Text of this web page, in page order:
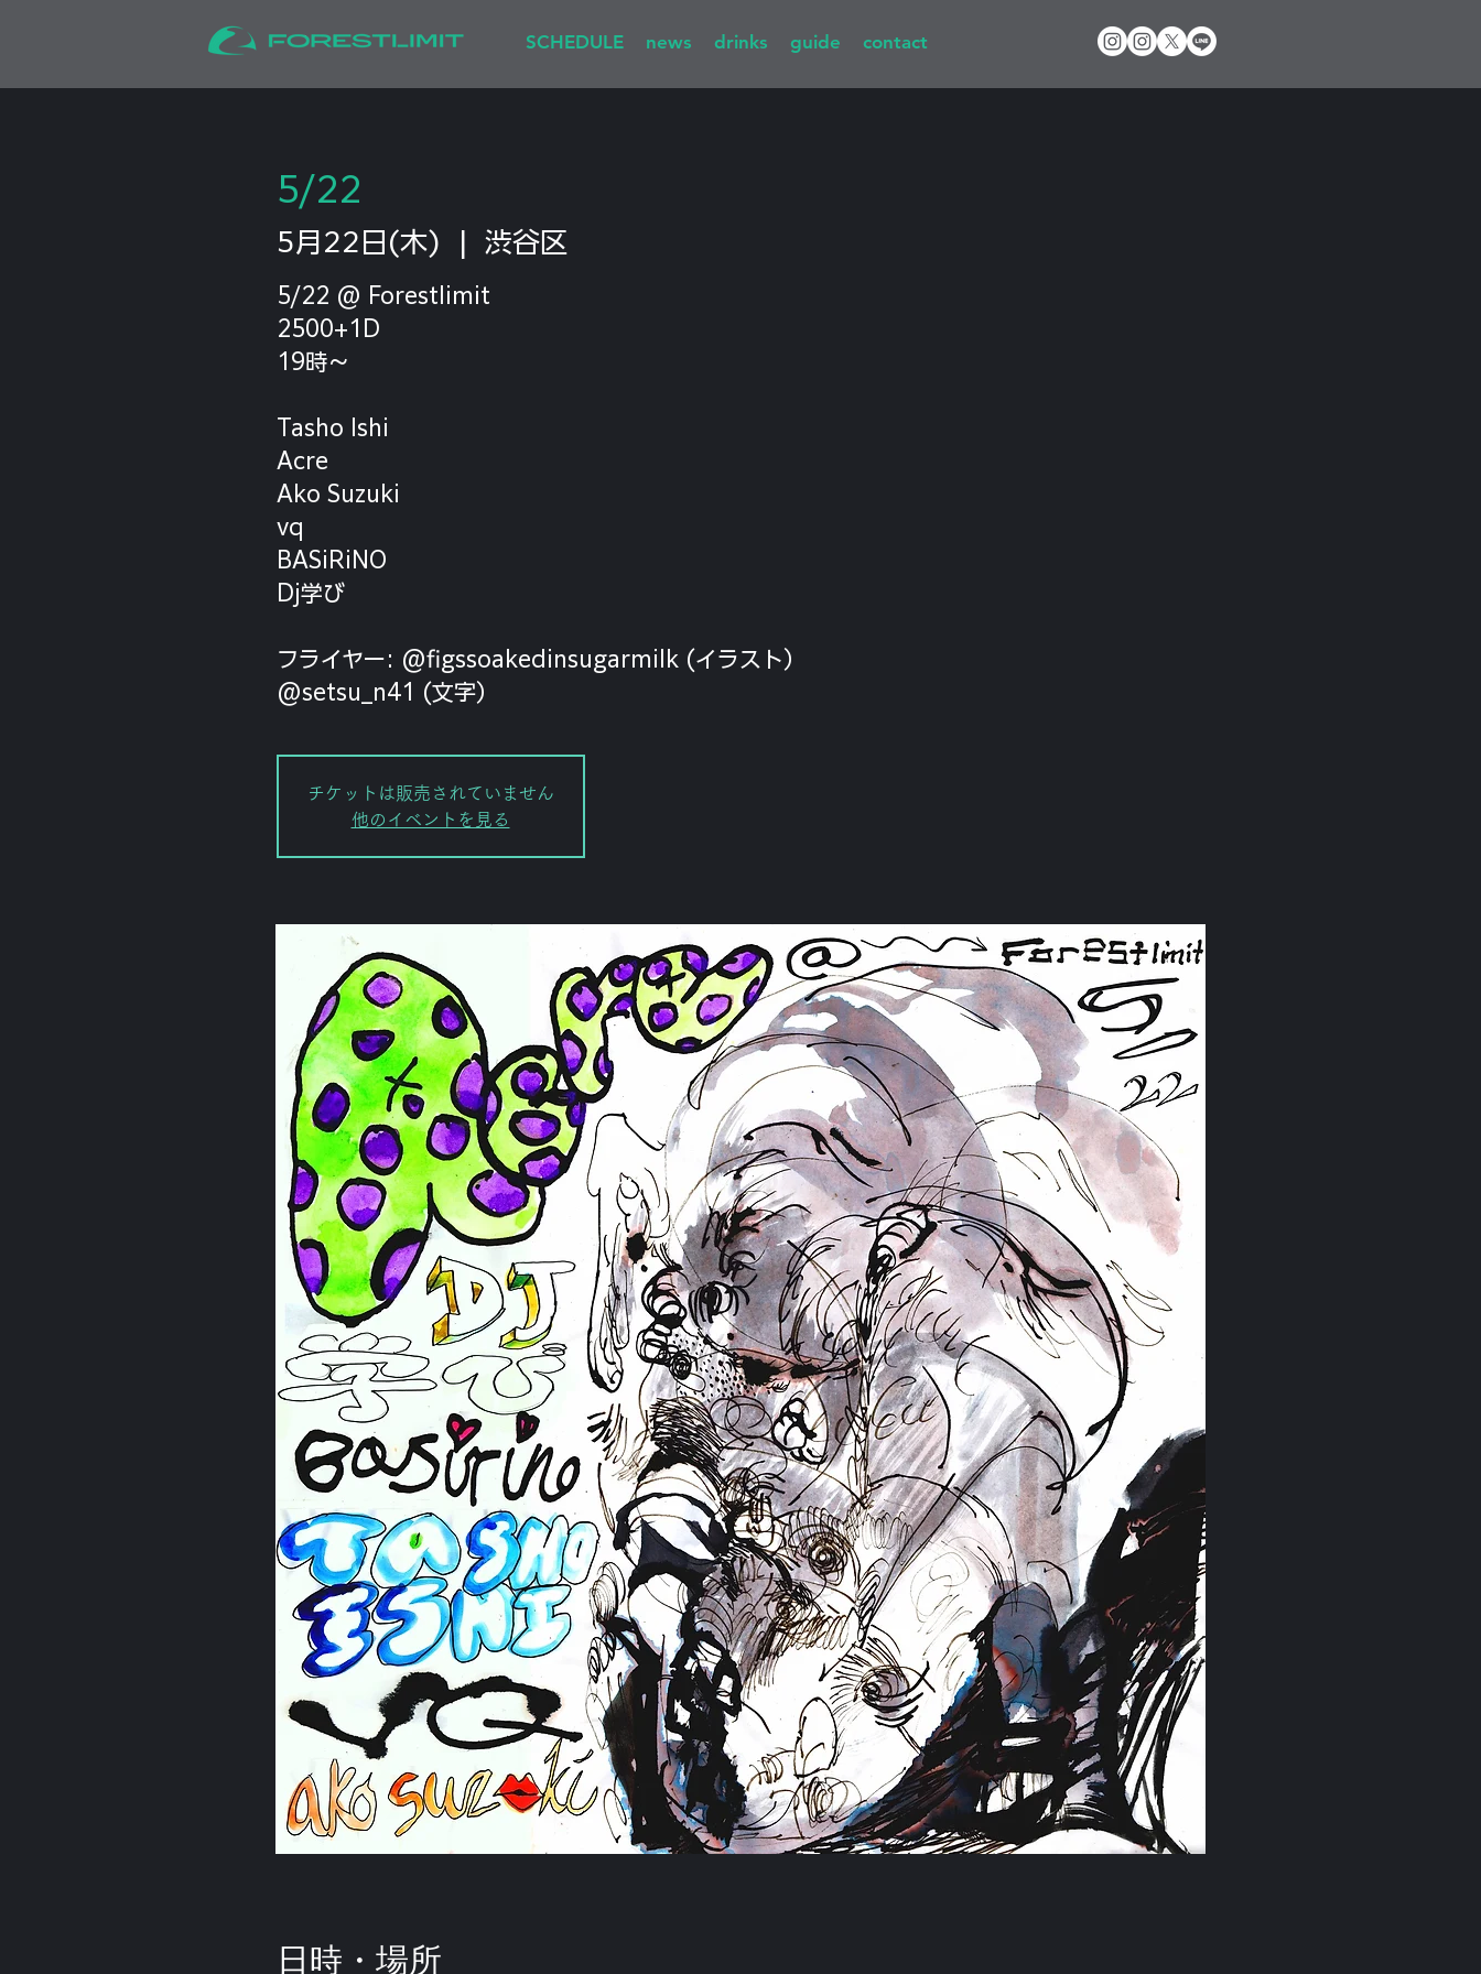
SCHEDULE news drinks guide contact
5/22
5月22日(木) 渋谷区
5/22 @ Forestlimit
2500+1D
19時〜
Tasho Ishi
Acre
Ako Suzuki
vq
BASiRiNO
Dj学び
フライヤー: @figssoakedinsugarmilk (イラスト）
@setsu_n41 (文字）
チケットは販売されていません
他のイベントを見る
日時・場所